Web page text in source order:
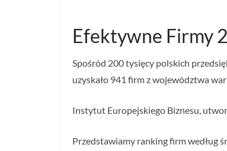
Efektywne Firmy
Spośród 200 tysięcy polskich
uzyskało 941 firm z województwa
Instytut Europejskiego Biznesu,
Przedstawiamy ranking firm według